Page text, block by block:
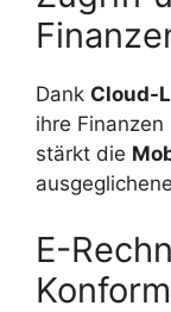
Dank Cloud-
ihre
stärkt die
E-